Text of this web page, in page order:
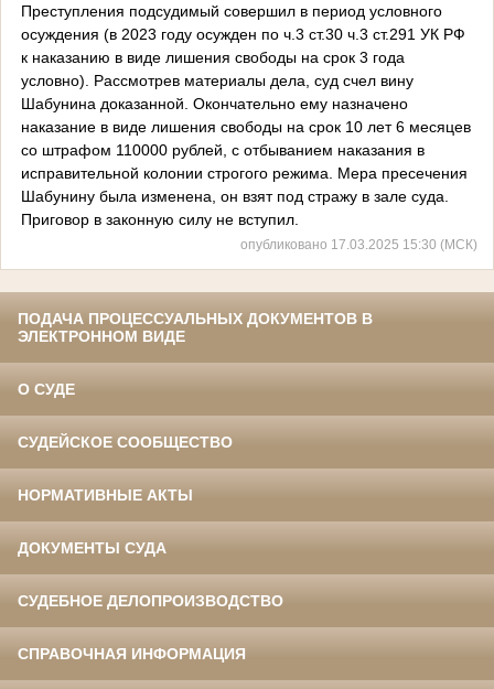
Преступления подсудимый совершил в период условного
осуждения (в 2023 году осужден по ч.3 ст.30 ч.3 ст.291 УК РФ
к наказанию в виде лишения свободы на срок 3 года
условно). Рассмотрев материалы дела, суд счел вину
Шабунина доказанной. Окончательно ему назначено
наказание в виде лишения свободы на срок 10 лет 6 месяцев
со штрафом 110000 рублей, с отбыванием наказания в
исправительной колонии строгого режима. Мера пресечения
Шабунину была изменена, он взят под стражу в зале суда.
Приговор в законную силу не вступил.
опубликовано 17.03.2025 15:30 (МСК)
ПОДАЧА ПРОЦЕССУАЛЬНЫХ ДОКУМЕНТОВ В
ЭЛЕКТРОННОМ ВИДЕ
О СУДЕ
СУДЕЙСКОЕ СООБЩЕСТВО
НОРМАТИВНЫЕ АКТЫ
ДОКУМЕНТЫ СУДА
СУДЕБНОЕ ДЕЛОПРОИЗВОДСТВО
СПРАВОЧНАЯ ИНФОРМАЦИЯ